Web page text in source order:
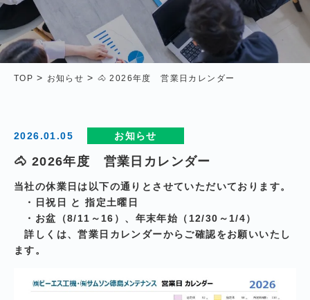
TOP お知らせ 🐴 2026年度 営業日カレンダー
2026.01.05 お知らせ
🐴 2026年度 営業日カレンダー
当社の休業日は以下の通りとさせていただいております。
・日祝日 と 指定土曜日
・お盆（8/11～16）、年末年始（12/30～1/4）
詳しくは、営業日カレンダーからご確認をお願いいたし
ます。